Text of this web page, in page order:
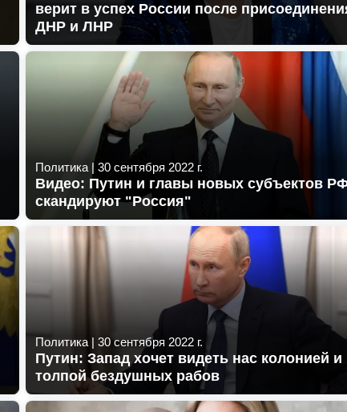
верит в успех России после
ДНР и ЛНР
Политика | 30 сентября 2022 г.
Видео: Путин и главы новых субъектов
скандируют "Россия"
Политика | 30 сентября 2022 г.
Путин: Запад хочет видеть нас колонией и
толпой бездушных рабов